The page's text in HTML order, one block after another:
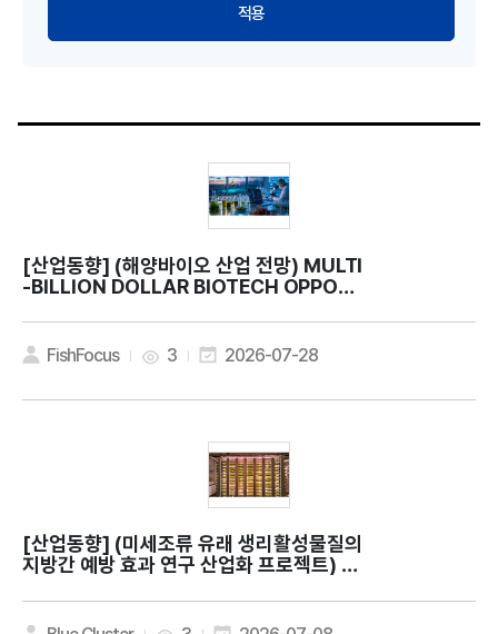
적용
[산업동향]
-BILLION DOLLAR BIOTECH OPPORT
FishFocus 3 2026-07-28
[산업동향]
지방간 예방 효과 연구 산업화 프로젝트) C
r health?